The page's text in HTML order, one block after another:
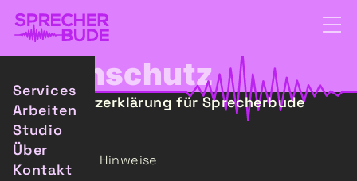
Services
Arbeiten
Studio
Über
Kontakt
Datenschutz
Datenschutzerklärung für Sprecherbude
GmbH
1. Allgemeine Hinweise